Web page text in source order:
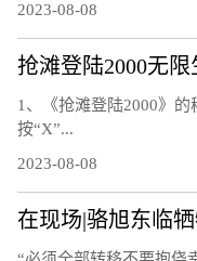
2023-08-08
抢滩登陆2000无限
1、《抢滩登陆2000》
按“X”...
2023-08-08